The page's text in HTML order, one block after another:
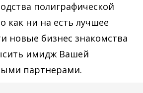
полиграфической
как ни на есть лучшее
новые бизнес знакомства
имидж Вашей
партнерами.